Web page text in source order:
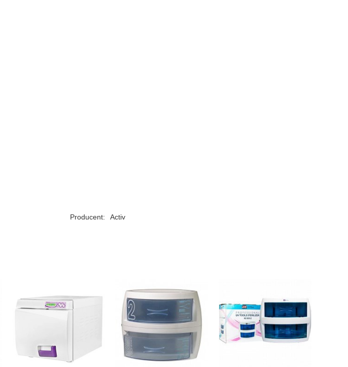
Producent: Activ